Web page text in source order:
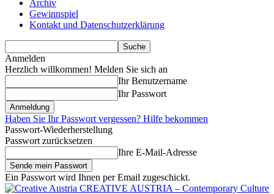
Archiv
Gewinnspiel
Kontakt und Datenschutzerklärung
Anmelden
Herzlich willkommen! Melden Sie sich an
Ihr Benutzername
Ihr Passwort
Haben Sie Ihr Passwort vergessen? Hilfe bekommen
Passwort-Wiederherstellung
Passwort zurücksetzen
Ihre E-Mail-Adresse
Ein Passwort wird Ihnen per Email zugeschickt.
CREATIVE AUSTRIA – Contemporary Culture